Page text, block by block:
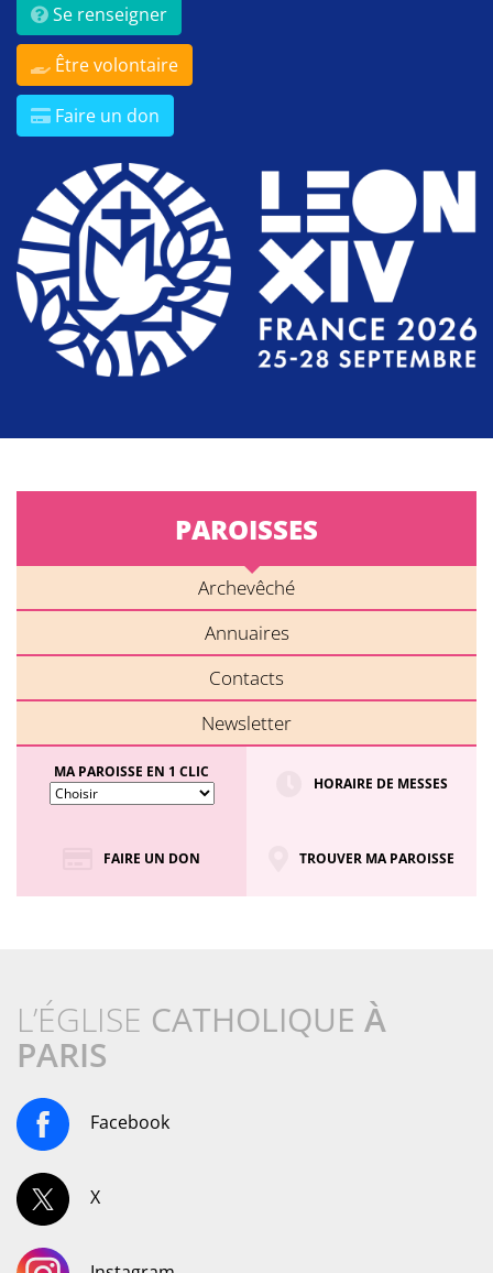
Se renseigner
Être volontaire
Faire un don
PAROISSES
Archevêché
Annuaires
Contacts
Newsletter
MA PAROISSE EN 1 CLIC
HORAIRE DE MESSES
FAIRE UN DON TROUVER MA PAROISSE
L’ÉGLISE CATHOLIQUE À
PARIS
Facebook
X